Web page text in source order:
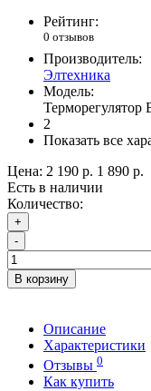
Рейтинг:
0 отзывов
Производитель:
Элтехника
Модель:
Терморегулятор
2
Показать все
Цена: 2 190 р. 1 890 р.
Есть в наличии
Количество:
+
-
В корзину
Описание
Характеристики
Отзывы 0
Как купить